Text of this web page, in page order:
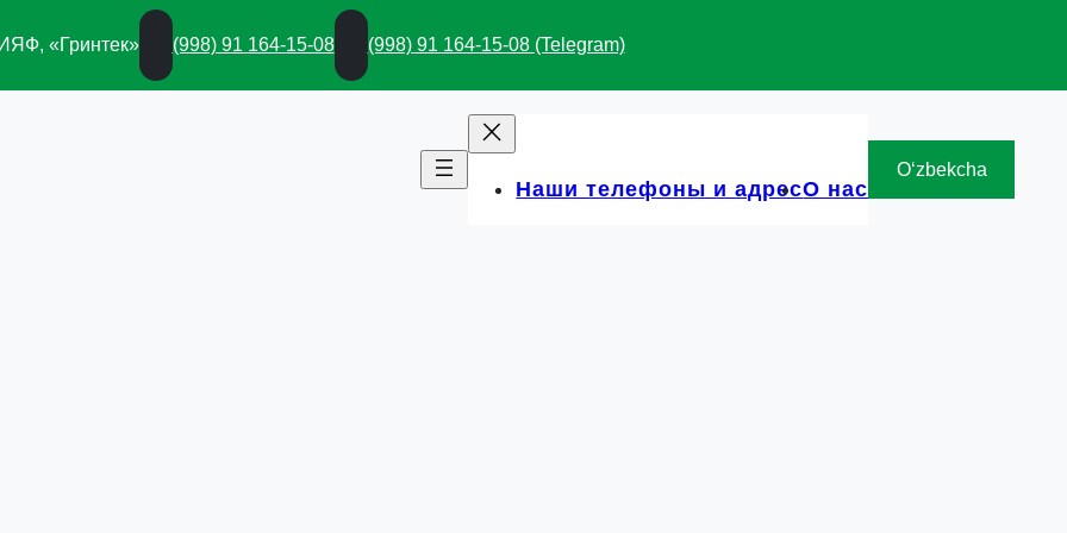
«Гринтек» (998) 91 164-15-08 (998) 91 164-15-08 (Telegram)
Наши телефоны и адресО нас
Oʻzbekcha